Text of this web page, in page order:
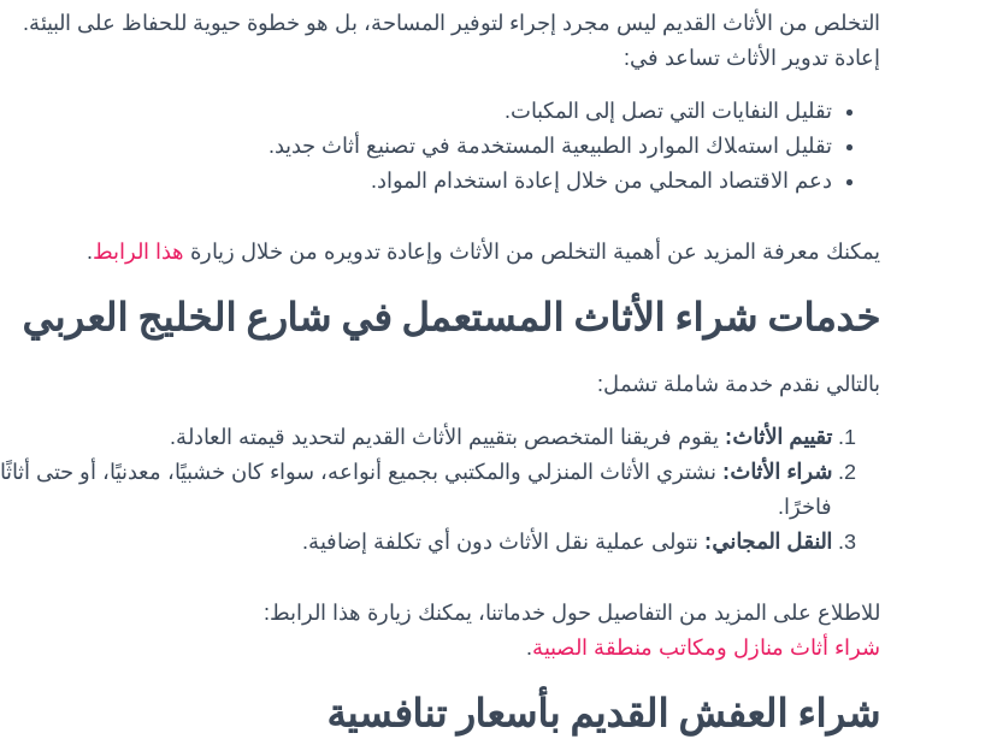
التخلص من الأثاث القديم ليس مجرد إجراء لتوفير المساحة، بل هو خطوة حيوية للحفاظ على البيئة.
إعادة تدوير الأثاث تساعد في:
تقليل النفايات التي تصل إلى المكبات.
تقليل استهلاك الموارد الطبيعية المستخدمة في تصنيع أثاث جديد.
دعم الاقتصاد المحلي من خلال إعادة استخدام المواد.
يمكنك معرفة المزيد عن أهمية التخلص من الأثاث وإعادة تدويره من خلال زيارة هذا الرابط.
خدمات شراء الأثاث المستعمل في شارع الخليج العربي
بالتالي نقدم خدمة شاملة تشمل:
تقييم الأثاث: يقوم فريقنا المتخصص بتقييم الأثاث القديم لتحديد قيمته العادلة.
شراء الأثاث: نشتري الأثاث المنزلي والمكتبي بجميع أنواعه، سواء كان خشبيًا، معدنيًا، أو حتى أثاثًا
فاخرًا.
النقل المجاني: نتولى عملية نقل الأثاث دون أي تكلفة إضافية.
للاطلاع على المزيد من التفاصيل حول خدماتنا، يمكنك زيارة هذا الرابط:
شراء أثاث منازل ومكاتب منطقة الصبية.
شراء العفش القديم بأسعار تنافسية